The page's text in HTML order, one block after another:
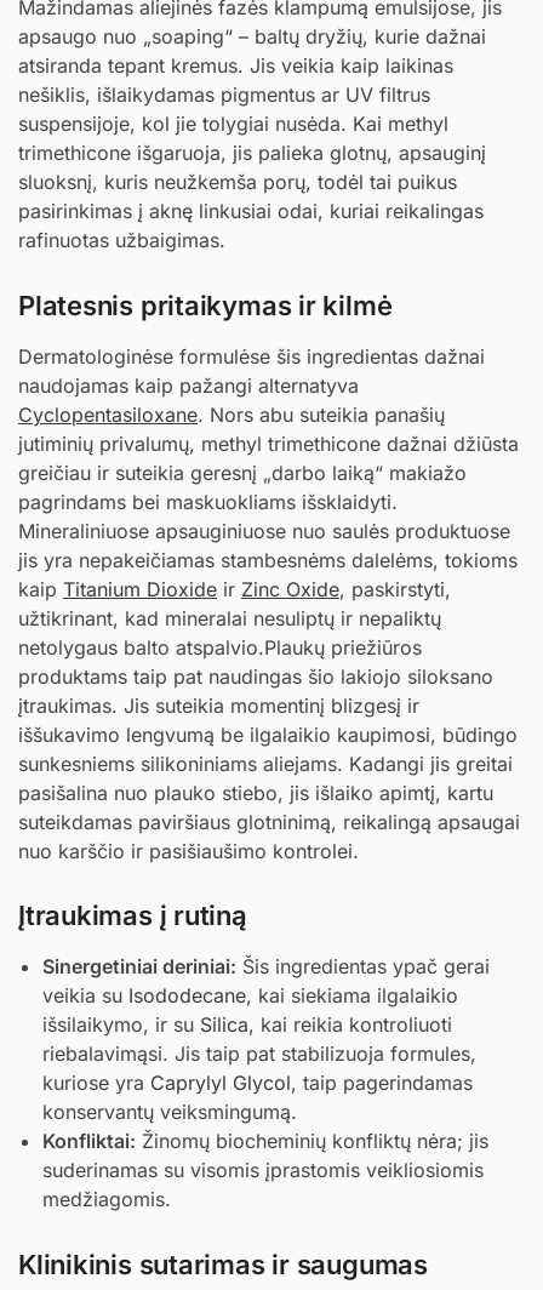
Mažindamas aliejinės fazės klampumą emulsijose, jis
apsaugo nuo „soaping“ – baltų dryžių, kurie dažnai
atsiranda tepant kremus. Jis veikia kaip laikinas
nešiklis, išlaikydamas pigmentus ar UV filtrus
suspensijoje, kol jie tolygiai nusėda. Kai methyl
trimethicone išgaruoja, jis palieka glotnų, apsauginį
sluoksnį, kuris neužkemša porų, todėl tai puikus
pasirinkimas į aknę linkusiai odai, kuriai reikalingas
rafinuotas užbaigimas.
Platesnis pritaikymas ir kilmė
Dermatologinėse formulėse šis ingredientas dažnai
naudojamas kaip pažangi alternatyva
Cyclopentasiloxane. Nors abu suteikia panašių
jutiminių privalumų, methyl trimethicone dažnai džiūsta
greičiau ir suteikia geresnį „darbo laiką“ makiažo
pagrindams bei maskuokliams išsklaidyti.
Mineraliniuose apsauginiuose nuo saulės produktuose
jis yra nepakeičiamas stambesnėms dalelėms, tokioms
kaip Titanium Dioxide ir Zinc Oxide, paskirstyti,
užtikrinant, kad mineralai nesuliptų ir nepaliktų
netolygaus balto atspalvio.Plaukų priežiūros
produktams taip pat naudingas šio lakiojo siloksano
įtraukimas. Jis suteikia momentinį blizgesį ir
iššukavimo lengvumą be ilgalaikio kaupimosi, būdingo
sunkesniems silikoniniams aliejams. Kadangi jis greitai
pasišalina nuo plauko stiebo, jis išlaiko apimtį, kartu
suteikdamas paviršiaus glotninimą, reikalingą apsaugai
nuo karščio ir pasišiaušimo kontrolei.
Įtraukimas į rutiną
Sinergetiniai deriniai: Šis ingredientas ypač gerai
veikia su Isododecane, kai siekiama ilgalaikio
išsilaikymo, ir su Silica, kai reikia kontroliuoti
riebalavimąsi. Jis taip pat stabilizuoja formules,
kuriose yra Caprylyl Glycol, taip pagerindamas
konservantų veiksmingumą.
Konfliktai: Žinomų biocheminių konfliktų nėra; jis
suderinamas su visomis įprastomis veikliosiomis
medžiagomis.
Klinikinis sutarimas ir saugumas